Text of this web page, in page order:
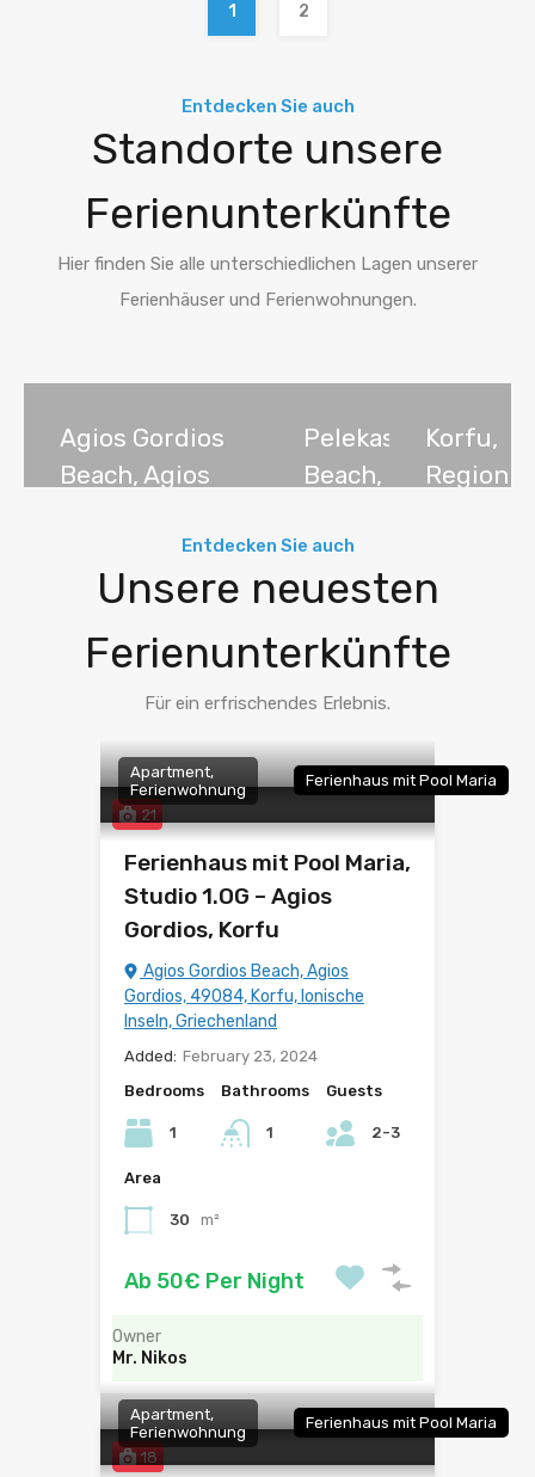
1 2
Entdecken Sie auch
Standorte unsere
Ferienunterkünfte
Hier finden Sie alle unterschiedlichen Lagen unserer
Ferienhäuser und Ferienwohnungen.
Agios Gordios
Beach, Agios
Griechenland
Ferienunterkünfte
Pelekas
Beach,
Korfu,
Griechenland
Ferienunterkünfte
Korfu,
Region
Inseln,
38
Ferienunterkünfte
Entdecken Sie auch
Unsere neuesten
Ferienunterkünfte
Für ein erfrischendes Erlebnis.
21
Apartment,
Ferienwohnung
Ferienhaus mit Pool Maria
Ferienhaus mit Pool Maria,
Studio 1.OG – Agios
Gordios, Korfu
Agios Gordios Beach, Agios
Gordios, 49084, Korfu, Ionische
Inseln, Griechenland
Added: February 23, 2024
Bedrooms
1
Bathrooms
1
Guests
2-3
Area
30 m²
Ab 50€ Per Night
Owner
Mr. Nikos
18
Apartment,
Ferienwohnung
Ferienhaus mit Pool Maria